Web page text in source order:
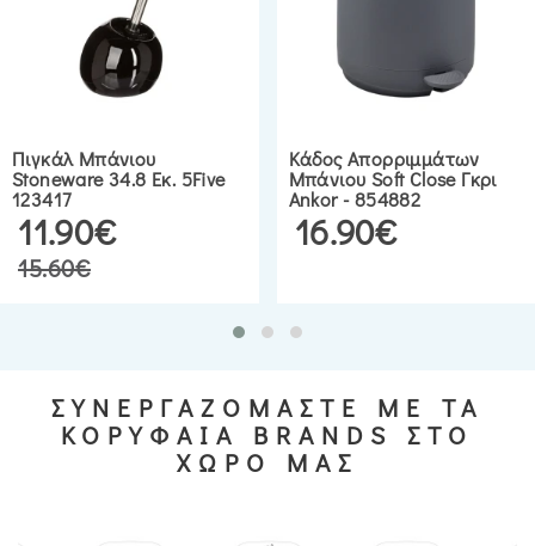
Πιγκάλ Μπάνιου
Stoneware 34.8 Εκ. 5Five
123417
11.90€
15.60€
Κάδος Απορριμμάτων
Μπάνιου Soft Close Γκρι
Ankor - 854882
16.90€
ΣΥΝΕΡΓΑΖΟΜΑΣΤΕ ΜΕ ΤΑ
ΚΟΡΥΦΑΙΑ BRANDS ΣΤΟ
ΧΩΡΟ ΜΑΣ